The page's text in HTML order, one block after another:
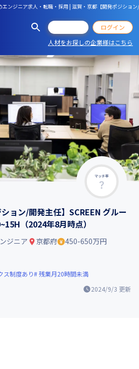
エンジニア求人・転職・採用 | 滋賀・京都【開発ポジシ
ログイン
人材をお探しの企業様はこちら
マッチ率
ョン/開発主任】SCREEN グルー
（2024年8月時点）
2024/9/3 更新
ジニア 京都府
450-650万円
ス制度あり 残業月20時間未満